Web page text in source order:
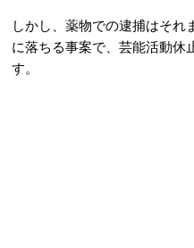
しかし、薬物での逮捕はそ
に落ちる事案で、芸能活動休
す。